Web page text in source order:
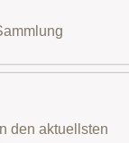
den aktuellsten